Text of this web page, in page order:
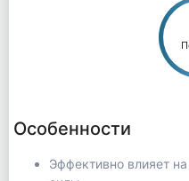
Особенности
Эффективно влияет